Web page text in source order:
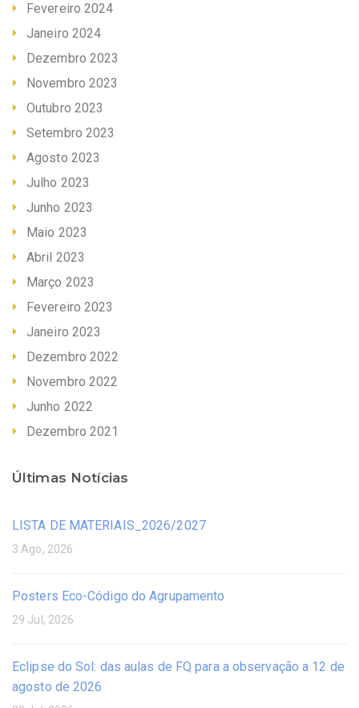
Fevereiro 2024
Janeiro 2024
Dezembro 2023
Novembro 2023
Outubro 2023
Setembro 2023
Agosto 2023
Julho 2023
Junho 2023
Maio 2023
Abril 2023
Março 2023
Fevereiro 2023
Janeiro 2023
Dezembro 2022
Novembro 2022
Junho 2022
Dezembro 2021
Últimas Notícias
LISTA DE MATERIAIS_2026/2027
3 Ago, 2026
Posters Eco-Código do Agrupamento
29 Jul, 2026
Eclipse do Sol: das aulas de FQ para a observação a 12 de
agosto de 2026